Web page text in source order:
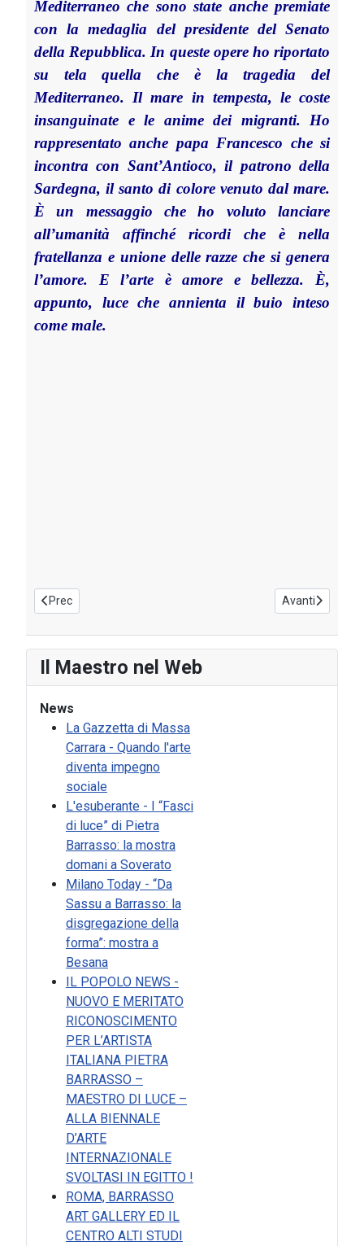
Il Maestro nel Web
News
La Gazzetta di Massa
Carrara - Quando l'arte
diventa impegno
sociale
L'esuberante - I “Fasci
di luce” di Pietra
Barrasso: la mostra
domani a Soverato
Milano Today - “Da
Sassu a Barrasso: la
disgregazione della
forma”: mostra a
Besana
IL POPOLO NEWS -
NUOVO E MERITATO
RICONOSCIMENTO
PER L’ARTISTA
ITALIANA PIETRA
BARRASSO –
MAESTRO DI LUCE –
ALLA BIENNALE
D’ARTE
INTERNAZIONALE
SVOLTASI IN EGITTO !
ROMA, BARRASSO
ART GALLERY ED IL
CENTRO ALTI STUDI
Mediterraneo che sono state anche premiate
con la medaglia del presidente del Senato
della Repubblica. In queste opere ho riportato
su tela quella che è la tragedia del
Mediterraneo. Il mare in tempesta, le coste
insanguinate e le anime dei migranti. Ho
rappresentato anche papa Francesco che si
incontra con Sant’Antioco, il patrono della
Sardegna, il santo di colore venuto dal mare.
È un messaggio che ho voluto lanciare
all’umanità affinché ricordi che è nella
fratellanza e unione delle razze che si genera
l’amore. E l’arte è amore e bellezza. È,
appunto, luce che annienta il buio inteso
come male.
Articolo precedente: Gravedona ed Uniti, Palazzo Gallio -
Prec Articolo
Avanti